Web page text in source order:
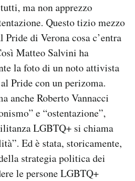
ma non apprezzo
Questo tizio mezzo
di Verona cosa c’entra
Matteo Salvini ha
la foto di un noto attivista
Pride con un perizoma.
anche Roberto Vannacci
e “ostentazione”,
LGBTQ+ si chiama
Ed è stata, storicamente,
strategia politica dei
le persone LGBTQ+